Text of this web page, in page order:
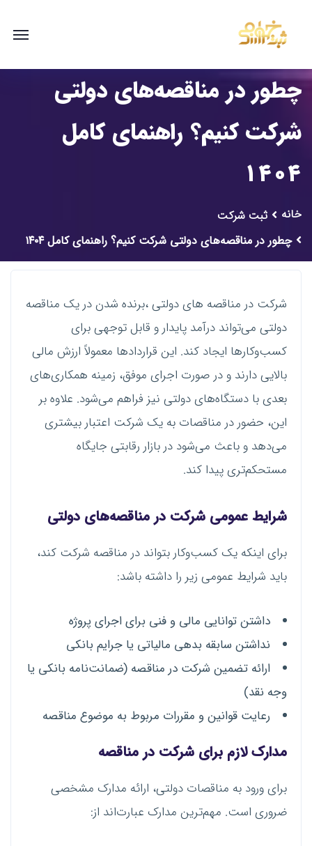
چطور در مناقصه‌های دولتی
شرکت کنیم؟ راهنمای کامل
۱۴۰۴
خانه
ثبت شرکت
چطور در مناقصه‌های دولتی شرکت کنیم؟ راهنمای کامل ۱۴۰۴
شرکت در مناقصه های دولتی ،برنده شدن در یک مناقصه
دولتی می‌تواند درآمد پایدار و قابل توجهی برای
کسب‌وکارها ایجاد کند. این قراردادها معمولاً ارزش مالی
بالایی دارند و در صورت اجرای موفق، زمینه همکاری‌های
بعدی با دستگاه‌های دولتی نیز فراهم می‌شود. علاوه بر
این، حضور در مناقصات به یک شرکت اعتبار بیشتری
می‌دهد و باعث می‌شود در بازار رقابتی جایگاه
مستحکم‌تری پیدا کند.
شرایط عمومی شرکت در مناقصه‌های دولتی
برای اینکه یک کسب‌وکار بتواند در مناقصه شرکت کند،
باید شرایط عمومی زیر را داشته باشد:
داشتن توانایی مالی و فنی برای اجرای پروژه
نداشتن سابقه بدهی مالیاتی یا جرایم بانکی
ارائه تضمین شرکت در مناقصه (ضمانت‌نامه بانکی یا
وجه نقد)
رعایت قوانین و مقررات مربوط به موضوع مناقصه
مدارک لازم برای شرکت در مناقصه
برای ورود به مناقصات دولتی، ارائه مدارک مشخصی
ضروری است. مهم‌ترین مدارک عبارت‌اند از: